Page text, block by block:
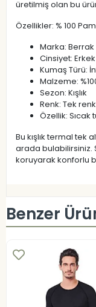
üretilmiş olan bu
Özellikler: % 100
Marka: Berrak
Cinsiyet: Erkek
Kumaş Türü:
Malzeme:
Sezon: Kışlık
Renk: Tek
Özellik: Sıcak
Bu kışlık termal tek
arada bulabilirsiniz.
koruyarak konforlu
Benzer